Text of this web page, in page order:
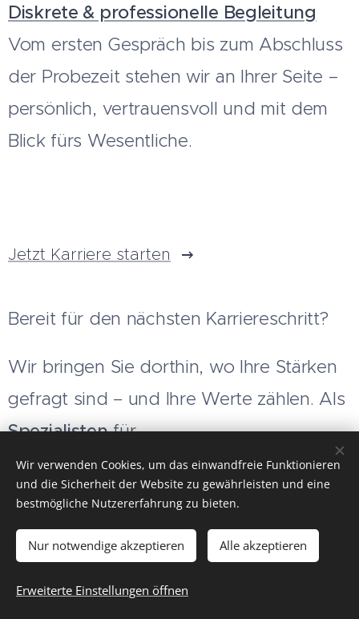
Diskrete & professionelle Begleitung
Vom ersten Gespräch bis zum Abschluss
der Probezeit stehen wir an Ihrer Seite –
persönlich, vertrauensvoll und mit dem
Blick fürs Wesentliche.
Jetzt Karriere starten
Bereit für den nächsten Karriereschritt?
Wir bringen Sie dorthin, wo Ihre Stärken
gefragt sind – und Ihre Werte zählen. Als
Spezialistenfür
Headhuntingin Executive &
Professional Searchverbinden wir Sie
mit führenden Arbeitgebern der Schweiz.
Persönlich, diskret und treffsicher.
Wir verwenden Cookies, um das einwandfreie Funktionieren
und die Sicherheit der Website zu gewährleisten und eine
bestmögliche Nutzererfahrung zu bieten.
Nur notwendige akzeptieren Alle akzeptieren
Erweiterte Einstellungen öffnen